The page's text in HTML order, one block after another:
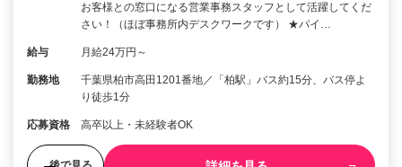
お客様との窓口になる営業事務スタッフとして活躍してくだ
さい！（ほぼ事務所内デスクワークです） ★パイ…
給与 月給24万円～
勤務地
千葉県柏市高田1201番地／「柏駅」バス約15分、バス停よ
り徒歩1分
応募資格 高卒以上・未経験者OK